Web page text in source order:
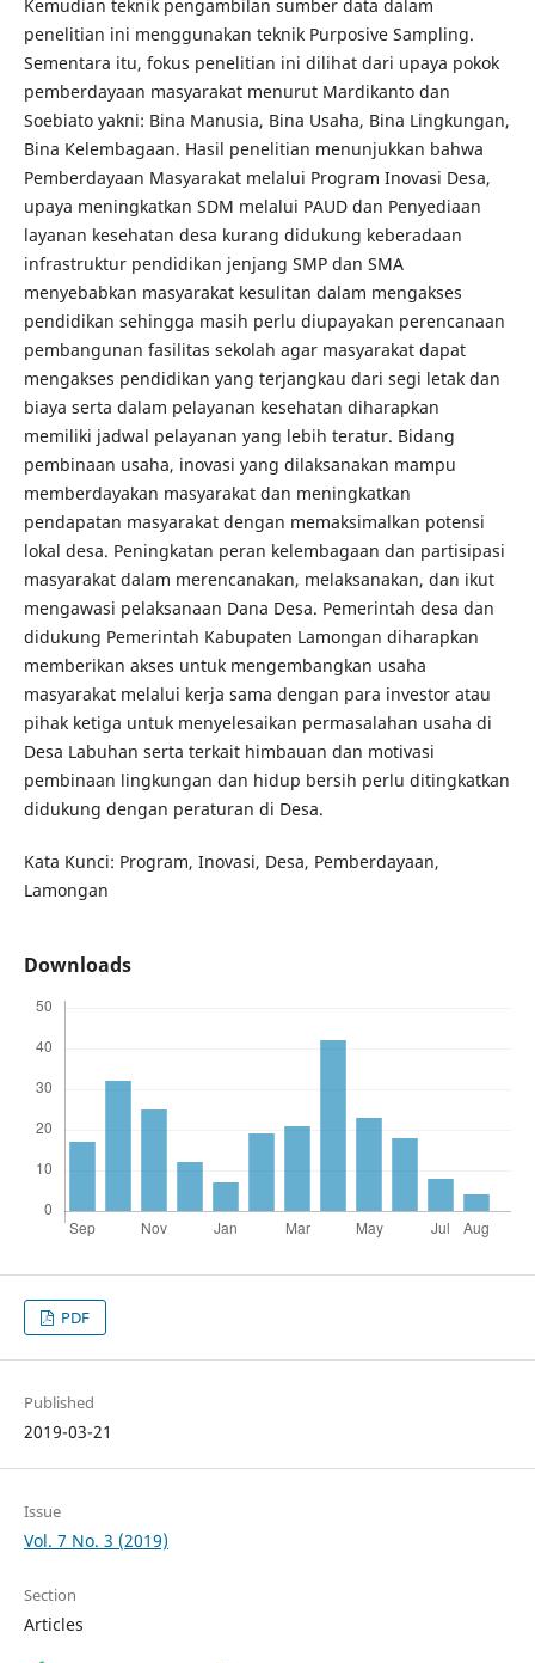
Kemudian teknik pengambilan sumber data dalam
penelitian ini menggunakan teknik Purposive Sampling.
Sementara itu, fokus penelitian ini dilihat dari upaya pokok
pemberdayaan masyarakat menurut Mardikanto dan
Soebiato yakni: Bina Manusia, Bina Usaha, Bina Lingkungan,
Bina Kelembagaan. Hasil penelitian menunjukkan bahwa
Pemberdayaan Masyarakat melalui Program Inovasi Desa,
upaya meningkatkan SDM melalui PAUD dan Penyediaan
layanan kesehatan desa kurang didukung keberadaan
infrastruktur pendidikan jenjang SMP dan SMA
menyebabkan masyarakat kesulitan dalam mengakses
pendidikan sehingga masih perlu diupayakan perencanaan
pembangunan fasilitas sekolah agar masyarakat dapat
mengakses pendidikan yang terjangkau dari segi letak dan
biaya serta dalam pelayanan kesehatan diharapkan
memiliki jadwal pelayanan yang lebih teratur. Bidang
pembinaan usaha, inovasi yang dilaksanakan mampu
memberdayakan masyarakat dan meningkatkan
pendapatan masyarakat dengan memaksimalkan potensi
lokal desa. Peningkatan peran kelembagaan dan partisipasi
masyarakat dalam merencanakan, melaksanakan, dan ikut
mengawasi pelaksanaan Dana Desa. Pemerintah desa dan
didukung Pemerintah Kabupaten Lamongan diharapkan
memberikan akses untuk mengembangkan usaha
masyarakat melalui kerja sama dengan para investor atau
pihak ketiga untuk menyelesaikan permasalahan usaha di
Desa Labuhan serta terkait himbauan dan motivasi
pembinaan lingkungan dan hidup bersih perlu ditingkatkan
didukung dengan peraturan di Desa.
Kata Kunci: Program, Inovasi, Desa, Pemberdayaan,
Lamongan
Downloads
PDF
Published
2019-03-21
Issue
Vol. 7 No. 3 (2019)
Section
Articles